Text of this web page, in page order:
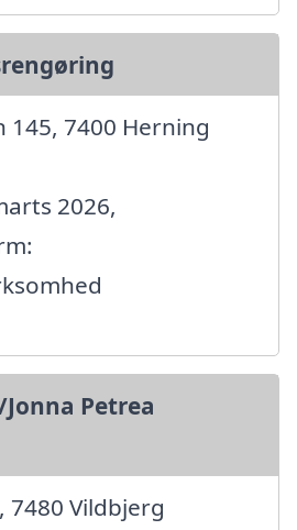
7400 Herning
2026,
Petrea
7480 Vildbjerg